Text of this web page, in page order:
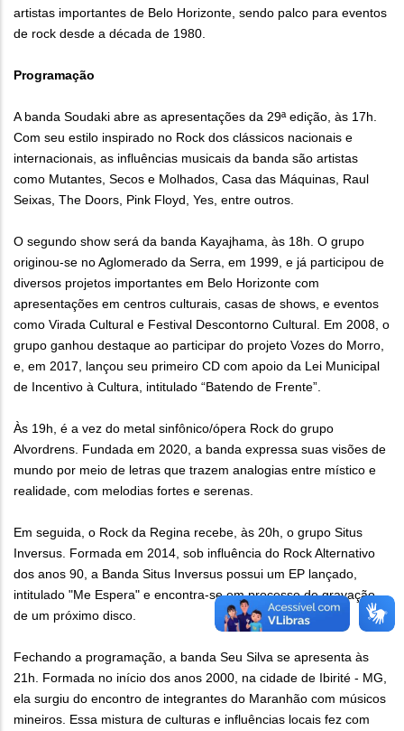
artistas importantes de Belo Horizonte, sendo palco para eventos
de rock desde a década de 1980.
Programação
A banda Soudaki abre as apresentações da 29ª edição, às 17h.
Com seu estilo inspirado no Rock dos clássicos nacionais e
internacionais, as influências musicais da banda são artistas
como Mutantes, Secos e Molhados, Casa das Máquinas, Raul
Seixas, The Doors, Pink Floyd, Yes, entre outros.
O segundo show será da banda Kayajhama, às 18h. O grupo
originou-se no Aglomerado da Serra, em 1999, e já participou de
diversos projetos importantes em Belo Horizonte com
apresentações em centros culturais, casas de shows, e eventos
como Virada Cultural e Festival Descontorno Cultural. Em 2008, o
grupo ganhou destaque ao participar do projeto Vozes do Morro,
e, em 2017, lançou seu primeiro CD com apoio da Lei Municipal
de Incentivo à Cultura, intitulado “Batendo de Frente”.
Às 19h, é a vez do metal sinfônico/ópera Rock do grupo
Alvordrens. Fundada em 2020, a banda expressa suas visões de
mundo por meio de letras que trazem analogias entre místico e
realidade, com melodias fortes e serenas.
Em seguida, o Rock da Regina recebe, às 20h, o grupo Situs
Inversus. Formada em 2014, sob influência do Rock Alternativo
dos anos 90, a Banda Situs Inversus possui um EP lançado,
intitulado "Me Espera" e encontra-se em processo de gravação
de um próximo disco.
Fechando a programação, a banda Seu Silva se apresenta às
21h. Formada no início dos anos 2000, na cidade de Ibirité - MG,
ela surgiu do encontro de integrantes do Maranhão com músicos
mineiros. Essa mistura de culturas e influências locais fez com